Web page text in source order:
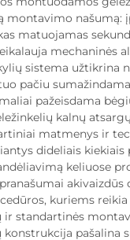
montavimo našumą:
matuojamas
mechaninės
sistema užtikrina
pačiu
pažeisdama
kalnų
matmenys ir
dideliais kiekiais
keliuose
akivaizdūs
kuriems
ir standartinės
konstrukcija pašalina